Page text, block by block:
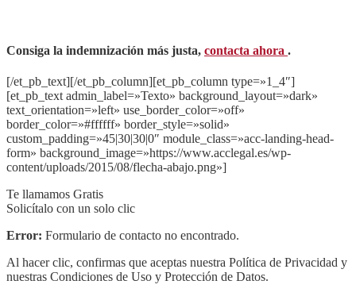
Consiga la indemnización más justa, contacta ahora .
[/et_pb_text][/et_pb_column][et_pb_column type=»1_4″]
[et_pb_text admin_label=»Texto» background_layout=»dark»
text_orientation=»left» use_border_color=»off»
border_color=»#ffffff» border_style=»solid»
custom_padding=»45|30|30|0″ module_class=»acc-landing-head-
form» background_image=»https://www.acclegal.es/wp-
content/uploads/2015/08/flecha-abajo.png»]
Te llamamos Gratis
Solicítalo con un solo clic
Error: Formulario de contacto no encontrado.
Al hacer clic, confirmas que aceptas nuestra Política de Privacidad y
nuestras Condiciones de Uso y Protección de Datos.